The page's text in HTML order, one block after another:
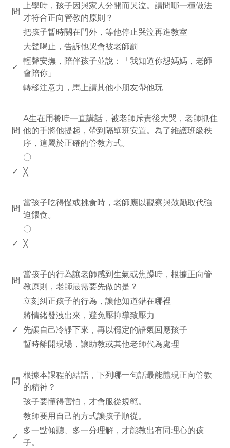
問
上學時，孩子因與家人分開而哭泣。請問哪一種做法
才符合正向管教的原則？
把孩子暫時關在門外，等他停止哭泣再進教室
大聲喝止，告訴他哭會被老師罰
✓
輕聲安撫，陪伴孩子並說：「我知道你想媽媽，老師
會陪你」
轉移注意力，馬上請其他小朋友帶他玩
問
A生在用餐時一直講話，被老師斥責後大哭，老師抓住
他的手將他提起，帶到隔壁班安置。為了維護班級秩
序，這屬於正確的管教方式。
〇
✓ ╳
問
當孩子吃得慢或挑食時，老師應以觀察與鼓勵取代強
迫餵食。
〇
✓ ╳
問
當孩子的行為讓老師感到生氣或焦躁時，根據正向管
教原則，老師最需要先做的是？
立刻糾正孩子的行為，讓他知道錯在哪裡
將情緒發洩出來，避免壓抑導致壓力
✓
先讓自己冷靜下來，再以穩定的語氣回應孩子
暫時離開現場，讓助教或其他老師代為處理
問
根據本課程的結語，下列哪一句話最能體現正向管教
的精神？
孩子要懂得害怕，才會服從規範。
教師要用自己的方式讓孩子順從。
✓
多一點傾聽、多一分理解，才能教出有同理心的孩
子。